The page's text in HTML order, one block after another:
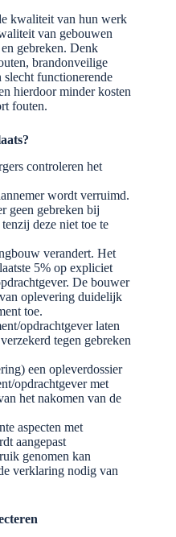
kwaliteit van hun werk
van gebouwen
gebreken. Denk
brandonveilige
slecht functionerende
hierdoor minder kosten
fouten.
controleren het
wordt verruimd.
geen gebreken bij
deze niet toe te
verandert. Het
5% op expliciet
De bouwer
oplevering duidelijk
toe.
opdrachtgever laten
tegen gebreken
een opleverdossier
opdrachtgever met
het nakomen van de
aspecten met
aangepast
genomen kan
verklaring nodig van